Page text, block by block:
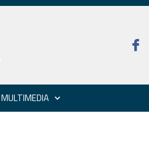
MULTIMEDIA